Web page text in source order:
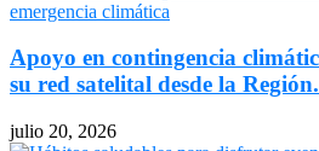
Apoyo en contingencia
su red satelital desde la
julio 20, 2026